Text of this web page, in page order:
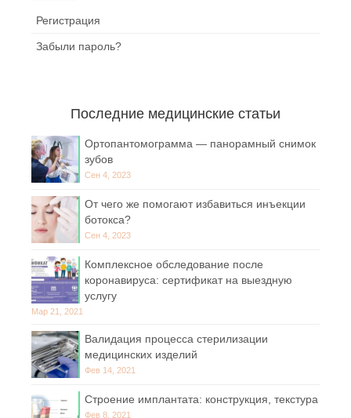
Регистрация
Забыли пароль?
Последние медицинские статьи
Ортопантомограмма — панорамный снимок
зубов
Сен 4, 2023
От чего же помогают избавиться инъекции
ботокса?
Сен 4, 2023
Комплексное обследование после
коронавируса: сертификат на выездную
услугу
Мар 21, 2021
Валидация процесса стерилизации
медицинских изделий
Фев 14, 2021
Строение имплантата: конструкция, текстура
Фев 8, 2021